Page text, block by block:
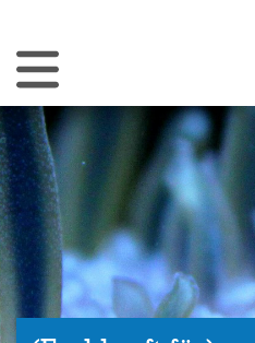
Navigation umschalten